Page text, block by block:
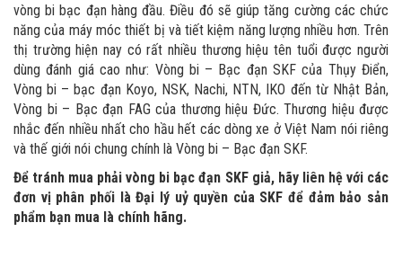
vòng bi bạc đạn hàng đầu. Điều đó sẽ giúp tăng cường các chức
năng của máy móc thiết bị và tiết kiệm năng lượng nhiều hơn. Trên
thị trường hiện nay có rất nhiều thương hiệu tên tuổi được người
dùng đánh giá cao như: Vòng bi – Bạc đạn SKF của Thụy Điển,
Vòng bi – bạc đạn Koyo, NSK, Nachi, NTN, IKO đến từ Nhật Bản,
Vòng bi – Bạc đạn FAG của thương hiệu Đức. Thương hiệu được
nhắc đến nhiều nhất cho hầu hết các dòng xe ở Việt Nam nói riêng
và thế giới nói chung chính là Vòng bi – Bạc đạn SKF.
Để tránh mua phải vòng bi bạc đạn SKF giả, hãy liên hệ với các
đơn vị phân phối là Đại lý uỷ quyền của SKF để đảm bảo sản
phẩm bạn mua là chính hãng.